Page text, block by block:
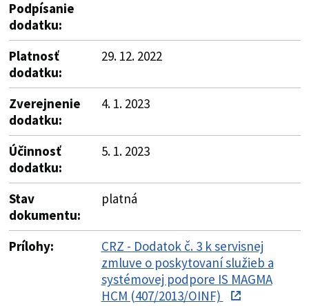
Podpísanie
dodatku:
Platnosť
dodatku:
29. 12. 2022
Zverejnenie
dodatku:
4. 1. 2023
Účinnosť
dodatku:
5. 1. 2023
Stav
dokumentu:
platná
Prílohy:
CRZ - Dodatok č. 3 k servisnej
zmluve o poskytovaní služieb a
systémovej podpore IS MAGMA
HCM (407/2013/OINF)